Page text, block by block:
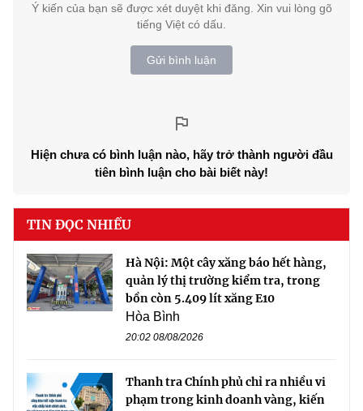
Ý kiến của bạn sẽ được xét duyệt khi đăng. Xin vui lòng gõ
tiếng Việt có dấu.
Gửi bình luận
Hiện chưa có bình luận nào, hãy trở thành người đầu
tiên bình luận cho bài biết này!
TIN ĐỌC NHIỀU
Hà Nội: Một cây xăng báo hết hàng,
quản lý thị trường kiểm tra, trong
bồn còn 5.409 lít xăng E10
Hòa Bình
20:02 08/08/2026
Thanh tra Chính phủ chỉ ra nhiều vi
phạm trong kinh doanh vàng, kiến